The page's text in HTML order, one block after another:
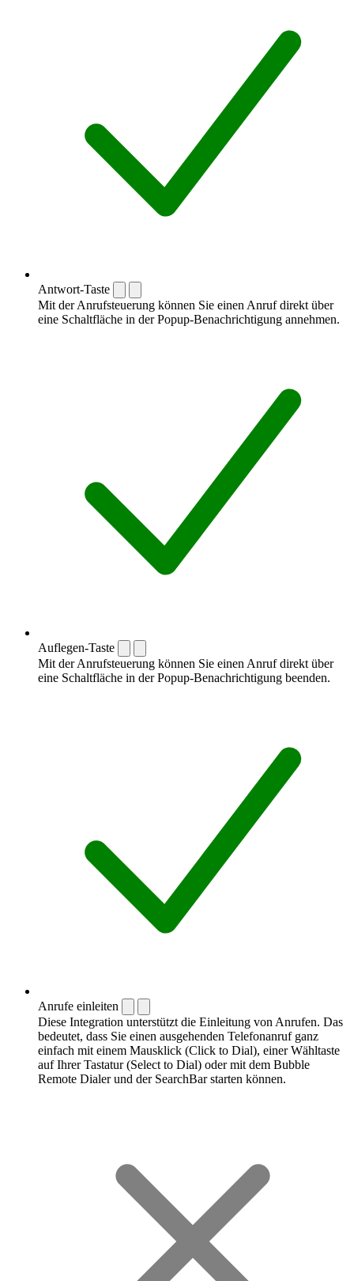
Antwort-Taste
Mit der Anrufsteuerung können Sie einen Anruf direkt über
eine Schaltfläche in der Popup-Benachrichtigung annehmen.
Auflegen-Taste
Mit der Anrufsteuerung können Sie einen Anruf direkt über
eine Schaltfläche in der Popup-Benachrichtigung beenden.
Anrufe einleiten
Diese Integration unterstützt die Einleitung von Anrufen. Das
bedeutet, dass Sie einen ausgehenden Telefonanruf ganz
einfach mit einem Mausklick (Click to Dial), einer Wähltaste
auf Ihrer Tastatur (Select to Dial) oder mit dem Bubble
Remote Dialer und der SearchBar starten können.